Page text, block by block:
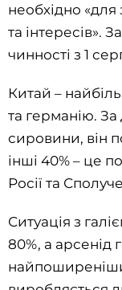
необхідно «для
та інтересів».
чинності з 1
Китай –
та германію.
сировини, він
інші 40% – це
Росії та
Ситуація з
80%, а арсенід